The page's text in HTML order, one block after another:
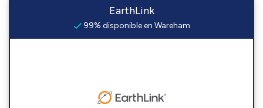
EarthLink
99% disponible en Wareham